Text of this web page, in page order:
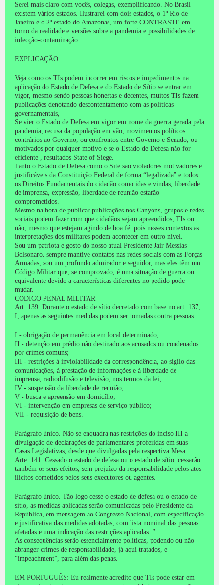
Serei mais claro com vocês, colegas, exemplificando. No Brasil
existem vários estados. Ilustrarei com dois estados, o 1º Rio de
Janeiro e o 2º estado do Amazonas, um forte CONTRASTE em
torno da realidade e versões sobre a pandemia e possibilidades de
infecção-contaminação.
EXPLICAÇÃO:
Veja como os TIs podem incorrer em riscos e impedimentos na
aplicação do Estado de Defesa e do Estado de Sítio se entrar em
vigor, mesmo sendo pessoas honestas e decentes, muitos TIs fazem
publicações denotando descontentamento com as políticas
governamentais,
Se vier o Estado de Defesa em vigor em nome da guerra gerada pela
pandemia, recusa da população em vão, movimentos políticos
contrários ao Governo, ou confrontos entre Governo e Senado, ou
motivados por qualquer motivo e se o Estado de Defesa não for
eficiente , resultados State of Siege.
Tanto o Estado de Defesa como o Site são violadores motivadores e
justificáveis ​​da Constituição Federal de forma “legalizada” e todos
os Direitos Fundamentais do cidadão como idas e vindas, liberdade
de imprensa, expressão, liberdade de reunião estarão
comprometidos.
Mesmo na hora de publicar publicações nos Canyons, grupos e redes
sociais podem fazer com que cidadãos sejam apreendidos, TIs ou
não, mesmo que estejam agindo de boa fé, pois nesses contextos as
interpretações dos militares podem acontecer em outro nível.
Sou um patriota e gosto do nosso atual Presidente Jair Messias
Bolsonaro, sempre mantive contatos nas redes sociais com as Forças
Armadas, sou um profundo admirador e seguidor, mas eles têm um
Código Militar que, se comprovado, é uma situação de guerra ou
equivalente devido a características diferentes no pedido pode
mudar.
CÓDIGO PENAL MILITAR
Art. 139. Durante o estado de sítio decretado com base no art. 137,
I, apenas as seguintes medidas podem ser tomadas contra pessoas:
I - obrigação de permanência em local determinado;
II - detenção em prédio não destinado aos acusados ​​ou condenados
por crimes comuns;
III - restrições à inviolabilidade da correspondência, ao sigilo das
comunicações, à prestação de informações e à liberdade de
imprensa, radiodifusão e televisão, nos termos da lei;
IV - suspensão da liberdade de reunião;
V - busca e apreensão em domicílio;
VI - intervenção em empresas de serviço público;
VII - requisição de bens.
Parágrafo único. Não se enquadra nas restrições do inciso III a
divulgação de declarações de parlamentares proferidas em suas
Casas Legislativas, desde que divulgadas pela respectiva Mesa.
Arte. 141. Cessado o estado de defesa ou o estado de sítio, cessarão
também os seus efeitos, sem prejuízo da responsabilidade pelos atos
ilícitos cometidos pelos seus executores ou agentes.
Parágrafo único. Tão logo cesse o estado de defesa ou o estado de
sítio, as medidas aplicadas serão comunicadas pelo Presidente da
República, em mensagem ao Congresso Nacional, com especificação
e justificativa das medidas adotadas, com lista nominal das pessoas
afetadas e uma indicação das restrições aplicadas. ”.
As consequências serão essencialmente políticas, podendo ou não
abranger crimes de responsabilidade, já aqui tratados, e
“impeachment”, para além das penas.
EM PORTUGUÊS: Eu realmente acredito que TIs pode estar em